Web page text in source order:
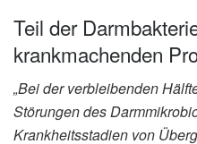
Teil der
krankmachenden
„Bei der verbleibenden
Störungen des
Krankheitsstadien von